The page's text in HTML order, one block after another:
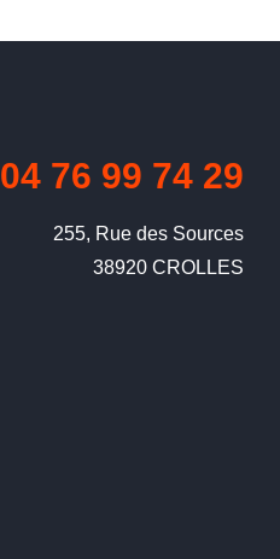
04 76 99 74 29
255, Rue des Sources
38920 CROLLES